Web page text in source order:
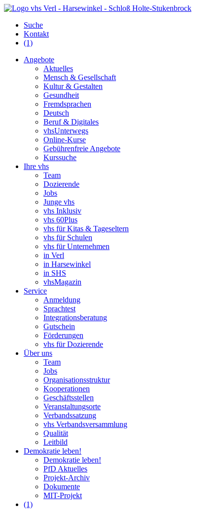
Suche
Kontakt
(1)
Angebote
Aktuelles
Mensch & Gesellschaft
Kultur & Gestalten
Gesundheit
Fremdsprachen
Deutsch
Beruf & Digitales
vhsUnterwegs
Online-Kurse
Gebührenfreie Angebote
Kurssuche
Ihre vhs
Team
Dozierende
Jobs
Junge vhs
vhs Inklusiv
vhs 60Plus
vhs für Kitas & Tageseltern
vhs für Schulen
vhs für Unternehmen
in Verl
in Harsewinkel
in SHS
vhsMagazin
Service
Anmeldung
Sprachtest
Integrationsberatung
Gutschein
Förderungen
vhs für Dozierende
Über uns
Team
Jobs
Organisationsstruktur
Kooperationen
Geschäftsstellen
Veranstaltungsorte
Verbandssatzung
vhs Verbandsversammlung
Qualität
Leitbild
Demokratie leben!
Demokratie leben!
PfD Aktuelles
Projekt-Archiv
Dokumente
MIT-Projekt
(1)